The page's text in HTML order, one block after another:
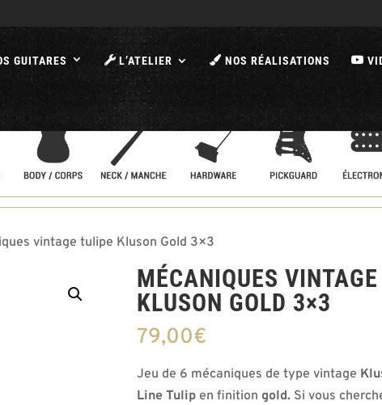
GUITARES L’ATELIER NOS RÉALISATIONS
vintage tulipe Kluson Gold 3×3
MÉCANIQUES
KLUSON GOLD 3×3
79,00€
Jeu de 6 mécaniques de type vintage
Line Tulip en finition gold. Si vous